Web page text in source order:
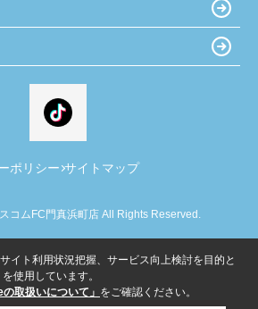
ポリシー サイトマップ
コムFC門真浜町店 All Rights Reserved.
イト利用状況把握、サービス向上検討を目的と
使用しています。
の取扱いについて」 をご確認ください。